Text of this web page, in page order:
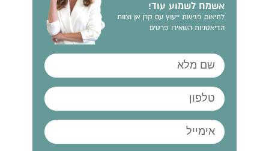
אשמח לשמוע עוד!
לתיאום פגישת ייעוץ עם קרן אן וצוות
הדיאטניות השאירו פרטים